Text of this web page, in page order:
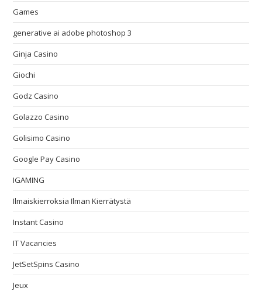
Games
generative ai adobe photoshop 3
Ginja Casino
Giochi
Godz Casino
Golazzo Casino
Golisimo Casino
Google Pay Casino
IGAMING
Ilmaiskierroksia Ilman Kierrätystä
Instant Casino
IT Vacancies
JetSetSpins Casino
Jeux